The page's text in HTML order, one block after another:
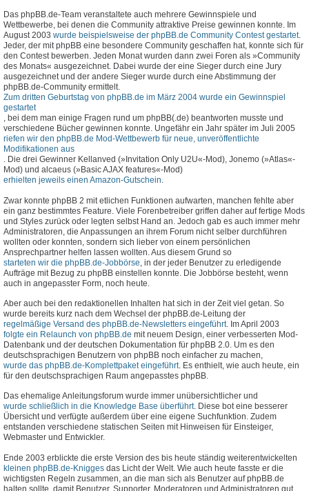
Das phpBB.de-Team veranstaltete auch mehrere Gewinnspiele und
Wettbewerbe, bei denen die Community attraktive Preise gewinnen konnte. Im
August 2003 wurde beispielsweise der phpBB.de Community Contest gestartet.
Jeder, der mit phpBB eine besondere Community geschaffen hat, konnte sich für
den Contest bewerben. Jeden Monat wurden dann zwei Foren als »Community
des Monats« ausgezeichnet. Dabei wurde der eine Sieger durch eine Jury
ausgezeichnet und der andere Sieger wurde durch eine Abstimmung der
phpBB.de-Community ermittelt.
Zum dritten Geburtstag von phpBB.de im März 2004 wurde ein Gewinnspiel
gestartet
, bei dem man einige Fragen rund um phpBB(.de) beantworten musste und
verschiedene Bücher gewinnen konnte. Ungefähr ein Jahr später im Juli 2005
riefen wir den phpBB.de Mod-Wettbewerb für neue, unveröffentlichte
Modifikationen aus
. Die drei Gewinner Kellanved (»Invitation Only U2U«-Mod), Jonemo (»Atlas«-
Mod) und alcaeus (»Basic AJAX features«-Mod)
erhielten jeweils einen Amazon-Gutschein.
Zwar konnte phpBB 2 mit etlichen Funktionen aufwarten, manchen fehlte aber
ein ganz bestimmtes Feature. Viele Forenbetreiber griffen daher auf fertige Mods
und Styles zurück oder legten selbst Hand an. Jedoch gab es auch immer mehr
Administratoren, die Anpassungen an ihrem Forum nicht selber durchführen
wollten oder konnten, sondern sich lieber von einem persönlichen
Ansprechpartner helfen lassen wollten. Aus diesem Grund so
starteten wir die phpBB.de-Jobbörse , in der jeder Benutzer zu erledigende
Aufträge mit Bezug zu phpBB einstellen konnte. Die Jobbörse besteht, wenn
auch in angepasster Form, noch heute.
Aber auch bei den redaktionellen Inhalten hat sich in der Zeit viel getan. So
wurde bereits kurz nach dem Wechsel der phpBB.de-Leitung der
regelmäßige Versand des phpBB.de-Newsletters eingeführt. Im April 2003
folgte ein Relaunch von phpBB.de mit neuem Design, einer verbesserten Mod-
Datenbank und der deutschen Dokumentation für phpBB 2.0. Um es den
deutschsprachigen Benutzern von phpBB noch einfacher zu machen,
wurde das phpBB.de-Komplettpaket eingeführt. Es enthielt, wie auch heute, ein
für den deutschsprachigen Raum angepasstes phpBB.
Das ehemalige Anleitungsforum wurde immer unübersichtlicher und
wurde schließlich in die Knowledge Base überführt. Diese bot eine besserer
Übersicht und verfügte außerdem über eine eigene Suchfunktion. Zudem
entstanden verschiedene statischen Seiten mit Hinweisen für Einsteiger,
Webmaster und Entwickler.
Ende 2003 erblickte die erste Version des bis heute ständig weiterentwickelten
kleinen phpBB.de-Knigges das Licht der Welt. Wie auch heute fasste er die
wichtigsten Regeln zusammen, an die man sich als Benutzer auf phpBB.de
halten sollte, damit Benutzer, Supporter, Moderatoren und Administratoren gut